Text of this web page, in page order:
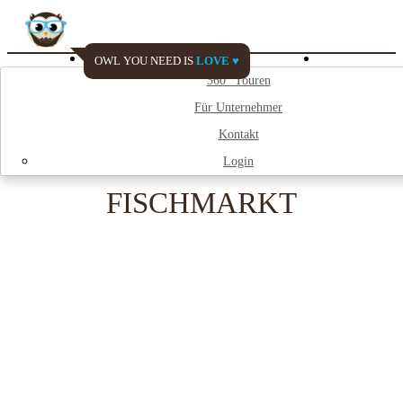
360° Touren
Für Unternehmer
Kontakt
Login
OWL YOU NEED IS LOVE ♥
Watch My City
FISCHMARKT